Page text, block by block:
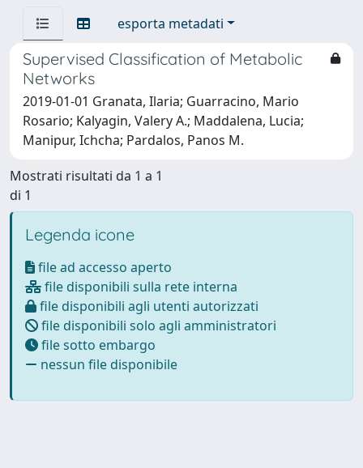
esporta metadati
Supervised Classification of Metabolic
Networks
2019-01-01 Granata, Ilaria; Guarracino, Mario
Rosario; Kalyagin, Valery A.; Maddalena, Lucia;
Manipur, Ichcha; Pardalos, Panos M.
Mostrati risultati da 1 a 1
di 1
Legenda icone
file ad accesso aperto
file disponibili sulla rete interna
file disponibili agli utenti autorizzati
file disponibili solo agli amministratori
file sotto embargo
nessun file disponibile